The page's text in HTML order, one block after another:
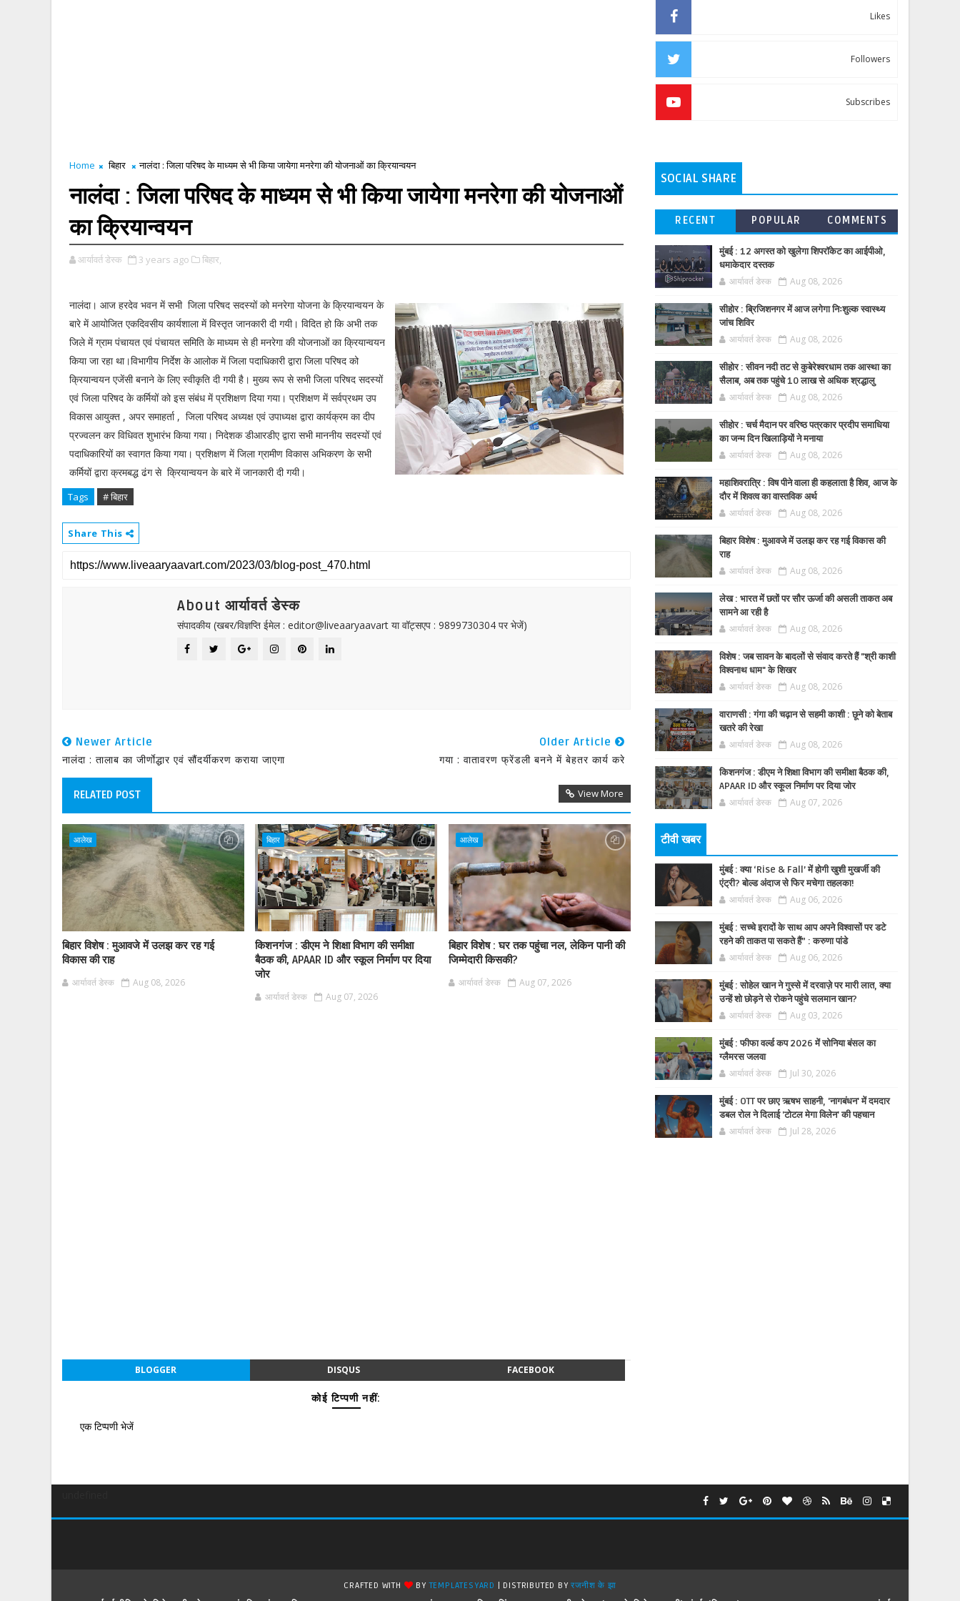
Home बिहार नालंदा : जिला परिषद के माध्यम से भी किया जायेगा मनरेगा की योजनाओं का क्रियान्वयन
नालंदा : जिला परिषद के माध्यम से भी किया जायेगा मनरेगा की योजनाओं
का क्रियान्वयन
आर्यावर्त डेस्क 3 years ago बिहार,
नालंदा। आज हरदेव भवन में सभी जिला परिषद सदस्यों को मनरेगा योजना के क्रियान्वयन के
बारे में आयोजित एकदिवसीय कार्यशाला में विस्तृत जानकारी दी गयी। विदित हो कि अभी तक
जिले में ग्राम पंचायत एवं पंचायत समिति के माध्यम से ही मनरेगा की योजनाओं का क्रियान्वयन
किया जा रहा था।विभागीय निर्देश के आलोक में जिला पदाधिकारी द्वारा जिला परिषद को
क्रियान्वयन एजेंसी बनाने के लिए स्वीकृति दी गयी है। मुख्य रूप से सभी जिला परिषद सदस्यों
एवं जिला परिषद के कर्मियों को इस संबंध में प्रशिक्षण दिया गया। प्रशिक्षण में सर्वप्रथम उप
विकास आयुक्त , अपर समाहर्ता , जिला परिषद अध्यक्ष एवं उपाध्यक्ष द्वारा कार्यक्रम का दीप
प्रज्वलन कर विधिवत शुभारंभ किया गया। निदेशक डीआरडीए द्वारा सभी माननीय सदस्यों एवं
पदाधिकारियों का स्वागत किया गया। प्रशिक्षण में जिला ग्रामीण विकास अभिकरण के सभी
कर्मियों द्वारा क्रमबद्ध ढंग से क्रियान्वयन के बारे में जानकारी दी गयी।
Tags # बिहार
Share This
About आर्यावर्त डेस्क
संपादकीय (खबर/विज्ञप्ति ईमेल : editor@liveaaryaavart या वॉट्सएप : 9899730304 पर भेजें)
Newer Article
नालंदा : तालाब का जीर्णाेद्धार एवं सौंदर्यीकरण कराया जाएगा
Older Article
गया : वातावरण फ्रेंडली बनने में बेहतर कार्य करे
RELATED POST View More
आलेख
बिहार विशेष : मुआवजे में उलझ कर रह गई
विकास की राह
आर्यावर्त डेस्क Aug 08, 2026
बिहार
किशनगंज : डीएम ने शिक्षा विभाग की समीक्षा
बैठक की, APAAR ID और स्कूल निर्माण पर दिया
जोर
आर्यावर्त डेस्क Aug 07, 2026
आलेख
बिहार विशेष : घर तक पहुंचा नल, लेकिन पानी की
जिम्मेदारी किसकी?
आर्यावर्त डेस्क Aug 07, 2026
BLOGGER DISQUS FACEBOOK
कोई टिप्पणी नहीं:
एक टिप्पणी भेजें
Likes
Followers
Subscribes
SOCIAL SHARE
RECENT POPULAR COMMENTS
मुंबई : 12 अगस्त को खुलेगा शिपरॉकेट का आईपीओ,
धमाकेदार दस्तक
आर्यावर्त डेस्क Aug 08, 2026
सीहोर : ब्रिजिशनगर में आज लगेगा निःशुल्क स्वास्थ्य
जांच शिविर
आर्यावर्त डेस्क Aug 08, 2026
सीहोर : सीवन नदी तट से कुबेरेश्वरधाम तक आस्था का
सैलाब, अब तक पहुंचे 10 लाख से अधिक श्रद्धालु
आर्यावर्त डेस्क Aug 08, 2026
सीहोर : चर्च मैदान पर वरिष्ठ पत्रकार प्रदीप समाधिया
का जन्म दिन खिलाड़ियों ने मनाया
आर्यावर्त डेस्क Aug 08, 2026
महाशिवरात्रि : विष पीने वाला ही कहलाता है शिव, आज के
दौर में शिवत्व का वास्तविक अर्थ
आर्यावर्त डेस्क Aug 08, 2026
बिहार विशेष : मुआवजे में उलझ कर रह गई विकास की
राह
आर्यावर्त डेस्क Aug 08, 2026
लेख : भारत में छतों पर सौर ऊर्जा की असली ताकत अब
सामने आ रही है
आर्यावर्त डेस्क Aug 08, 2026
विशेष : जब सावन के बादलों से संवाद करते हैं "श्री काशी
विश्वनाथ धाम" के शिखर
आर्यावर्त डेस्क Aug 08, 2026
वाराणसी : गंगा की चढ़ान से सहमी काशी : छूने को बेताब
खतरे की रेखा
आर्यावर्त डेस्क Aug 08, 2026
किशनगंज : डीएम ने शिक्षा विभाग की समीक्षा बैठक की,
APAAR ID और स्कूल निर्माण पर दिया जोर
आर्यावर्त डेस्क Aug 07, 2026
टीवी खबर
मुंबई : क्या ‘Rise & Fall’ में होगी खुशी मुखर्जी की
एंट्री? बोल्ड अंदाज से फिर मचेगा तहलका!
आर्यावर्त डेस्क Aug 06, 2026
मुंबई : सच्चे इरादों के साथ आप अपने विश्वासों पर डटे
रहने की ताकत पा सकते हैं” : करुणा पांडे
आर्यावर्त डेस्क Aug 06, 2026
मुंबई : सोहेल खान ने गुस्से में दरवाज़े पर मारी लात, क्या
उन्हें शो छोड़ने से रोकने पहुंचे सलमान खान?
आर्यावर्त डेस्क Aug 03, 2026
मुंबई : फीफा वर्ल्ड कप 2026 में सोनिया बंसल का
ग्लैमरस जलवा
आर्यावर्त डेस्क Jul 30, 2026
मुंबई : OTT पर छाए ऋषभ साहनी, 'नागबंधन' में दमदार
डबल रोल ने दिलाई 'टोटल मेगा विलेन' की पहचान
आर्यावर्त डेस्क Jul 28, 2026
CRAFTED WITH BYTEMPLATESYARD | DISTRIBUTED BYरजनीश के झा